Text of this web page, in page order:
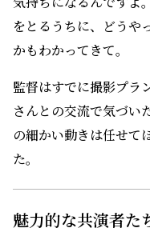
をとるうちに、どうや
かもわかってきて。
監督はすでに撮影プラ
さんとの交流で気づい
の細かい動きは任せて
た。
魅力的な共演者た